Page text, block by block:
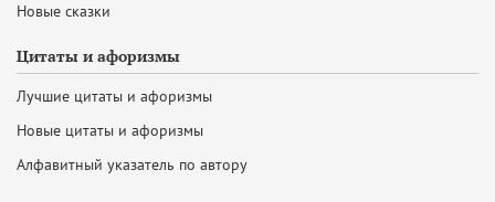
Новые сказки
Цитаты и афоризмы
Лучшие цитаты и афоризмы
Новые цитаты и афоризмы
Алфавитный указатель по автору